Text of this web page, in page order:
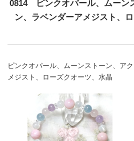
0814 ピンクオパール、ムーン
ン、ラベンダーアメジスト、
ピンクオパール、ムーンストーン、ア
メジスト、ローズクオーツ、水晶